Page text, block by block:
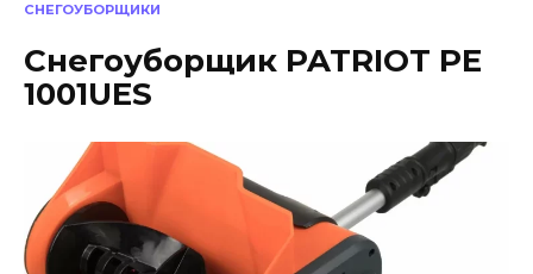
СНЕГОУБОРЩИКИ
Снегоуборщик PATRIOT PE
1001UES